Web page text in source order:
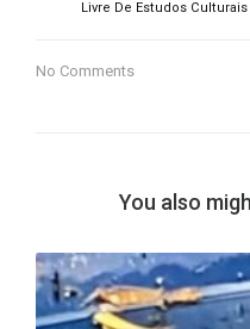
Livre De Estudos
No Comments
You also